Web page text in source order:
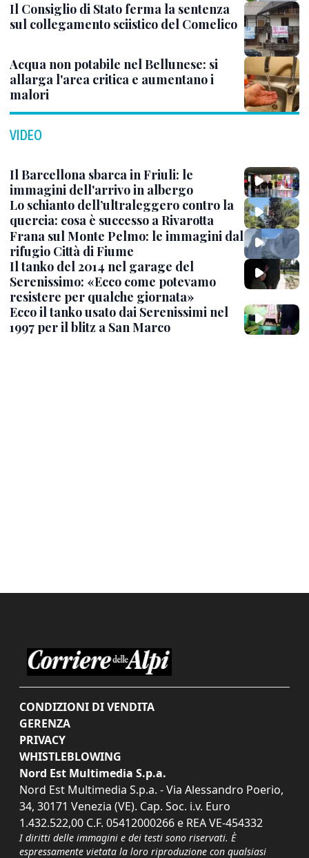
Il Consiglio di Stato ferma la sentenza
sul collegamento sciistico del Comelico
Acqua non potabile nel Bellunese: si
allarga l'area critica e aumentano i
malori
VIDEO
Il Barcellona sbarca in Friuli: le
immagini dell'arrivo in albergo
Lo schianto dell’ultraleggero contro la
quercia: cosa è successo a Rivarotta
Frana sul Monte Pelmo: le immagini dal
rifugio Città di Fiume
Il tanko del 2014 nel garage del
Serenissimo: «Ecco come potevamo
resistere per qualche giornata»
Ecco il tanko usato dai Serenissimi nel
1997 per il blitz a San Marco
CONDIZIONI DI VENDITA
GERENZA
PRIVACY
WHISTLEBLOWING
Nord Est Multimedia S.p.a.
Nord Est Multimedia S.p.a. - Via Alessandro Poerio,
34, 30171 Venezia (VE). Cap. Soc. i.v. Euro
1.432.522,00 C.F. 05412000266 e REA VE-454332
I diritti delle immagini e dei testi sono riservati. È
espressamente vietata la loro riproduzione con qualsiasi